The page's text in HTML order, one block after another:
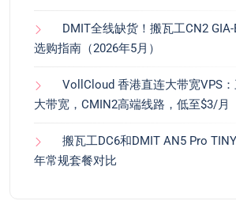
DMIT全线缺货！搬瓦工CN2
选购指南（2026年5月）
VollCloud 香港直连大带宽VPS
大带宽，CMIN2高端线路，低至$3/月
搬瓦工DC6和DMIT AN5 Pro
年常规套餐对比